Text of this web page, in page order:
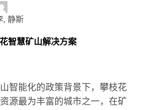
, 静斯
智慧矿山解决方案
智能化的政策背景下，攀枝花
源最为丰富的城市之一，在矿